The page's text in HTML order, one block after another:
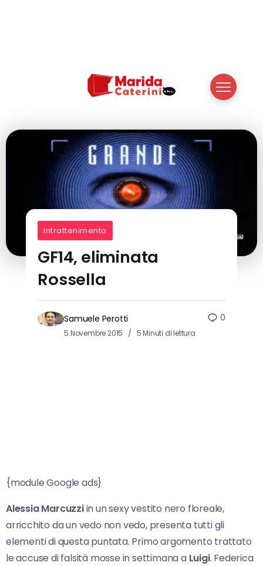
Intrattenimento
GF14, eliminata
Rossella
Samuele Perotti
5 Novembre 2015 5 Minuti di lettura
0
{module Google ads}
Alessia Marcuzziin un sexy vestito nero floreale,
arricchito da un vedo non vedo, presenta tutti gli
elementi di questa puntata. Primo argomento trattato
le accuse di falsità mosse in settimana a Luigi. Federica